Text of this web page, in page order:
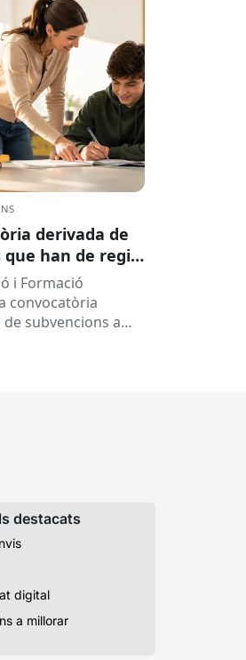
derivada de
que han de regir
a centres
de
i inserció,
i Formació
convocatòria
subvencions a
destacats
digital
a millorar